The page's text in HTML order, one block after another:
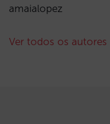
amaialopez
Ver todos os autores